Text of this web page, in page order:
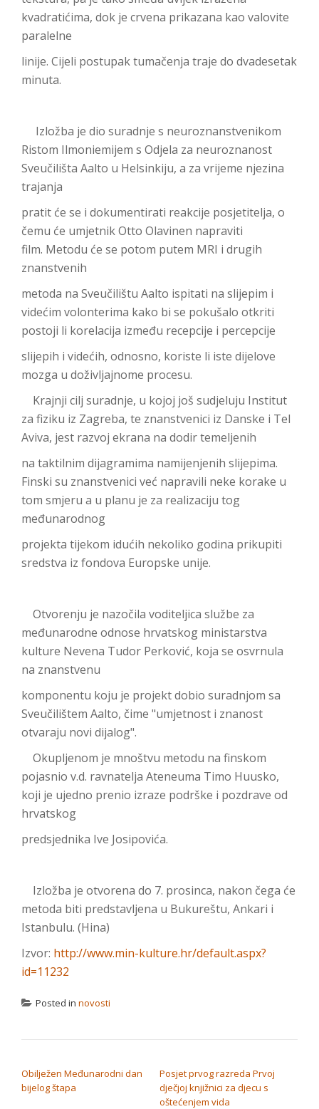
kvadratićima, dok je crvena prikazana kao valovite
paralelne
linije. Cijeli postupak tumačenja traje do dvadesetak
minuta.
Izložba je dio suradnje s neuroznanstvenikom
Ristom Ilmoniemijem s Odjela za neuroznanost
Sveučilišta Aalto u Helsinkiju, a za vrijeme njezina
trajanja
pratit će se i dokumentirati reakcije posjetitelja, o
čemu će umjetnik Otto Olavinen napraviti
film. Metodu će se potom putem MRI i drugih
znanstvenih
metoda na Sveučilištu Aalto ispitati na slijepim i
videćim volonterima kako bi se pokušalo otkriti
postoji li korelacija između recepcije i percepcije
slijepih i videćih, odnosno, koriste li iste dijelove
mozga u doživljajnome procesu.
Krajnji cilj suradnje, u kojoj još sudjeluju Institut
za fiziku iz Zagreba, te znanstvenici iz Danske i Tel
Aviva, jest razvoj ekrana na dodir temeljenih
na taktilnim dijagramima namijenjenih slijepima.
Finski su znanstvenici već napravili neke korake u
tom smjeru a u planu je za realizaciju tog
međunarodnog
projekta tijekom idućih nekoliko godina prikupiti
sredstva iz fondova Europske unije.
Otvorenju je nazočila voditeljica službe za
međunarodne odnose hrvatskog ministarstva
kulture Nevena Tudor Perković, koja se osvrnula
na znanstvenu
komponentu koju je projekt dobio suradnjom sa
Sveučilištem Aalto, čime "umjetnost i znanost
otvaraju novi dijalog".
Okupljenom je mnoštvu metodu na finskom
pojasnio v.d. ravnatelja Ateneuma Timo Huusko,
koji je ujedno prenio izraze podrške i pozdrave od
hrvatskog
predsjednika Ive Josipovića.
Izložba je otvorena do 7. prosinca, nakon čega će
metoda biti predstavljena u Bukureštu, Ankari i
Istanbulu. (Hina)
Izvor: http://www.min-kulture.hr/default.aspx?
id=11232
Posted in novosti
Obilježen Međunarodni dan
bijelog štapa
Posjet prvog razreda Prvoj
dječjoj knjižnici za djecu s
oštećenjem vida